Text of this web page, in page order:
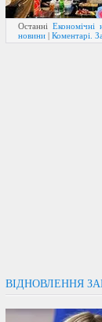
Останні Економічні
новини | Коментарі.
ВІДНОВЛЕННЯ